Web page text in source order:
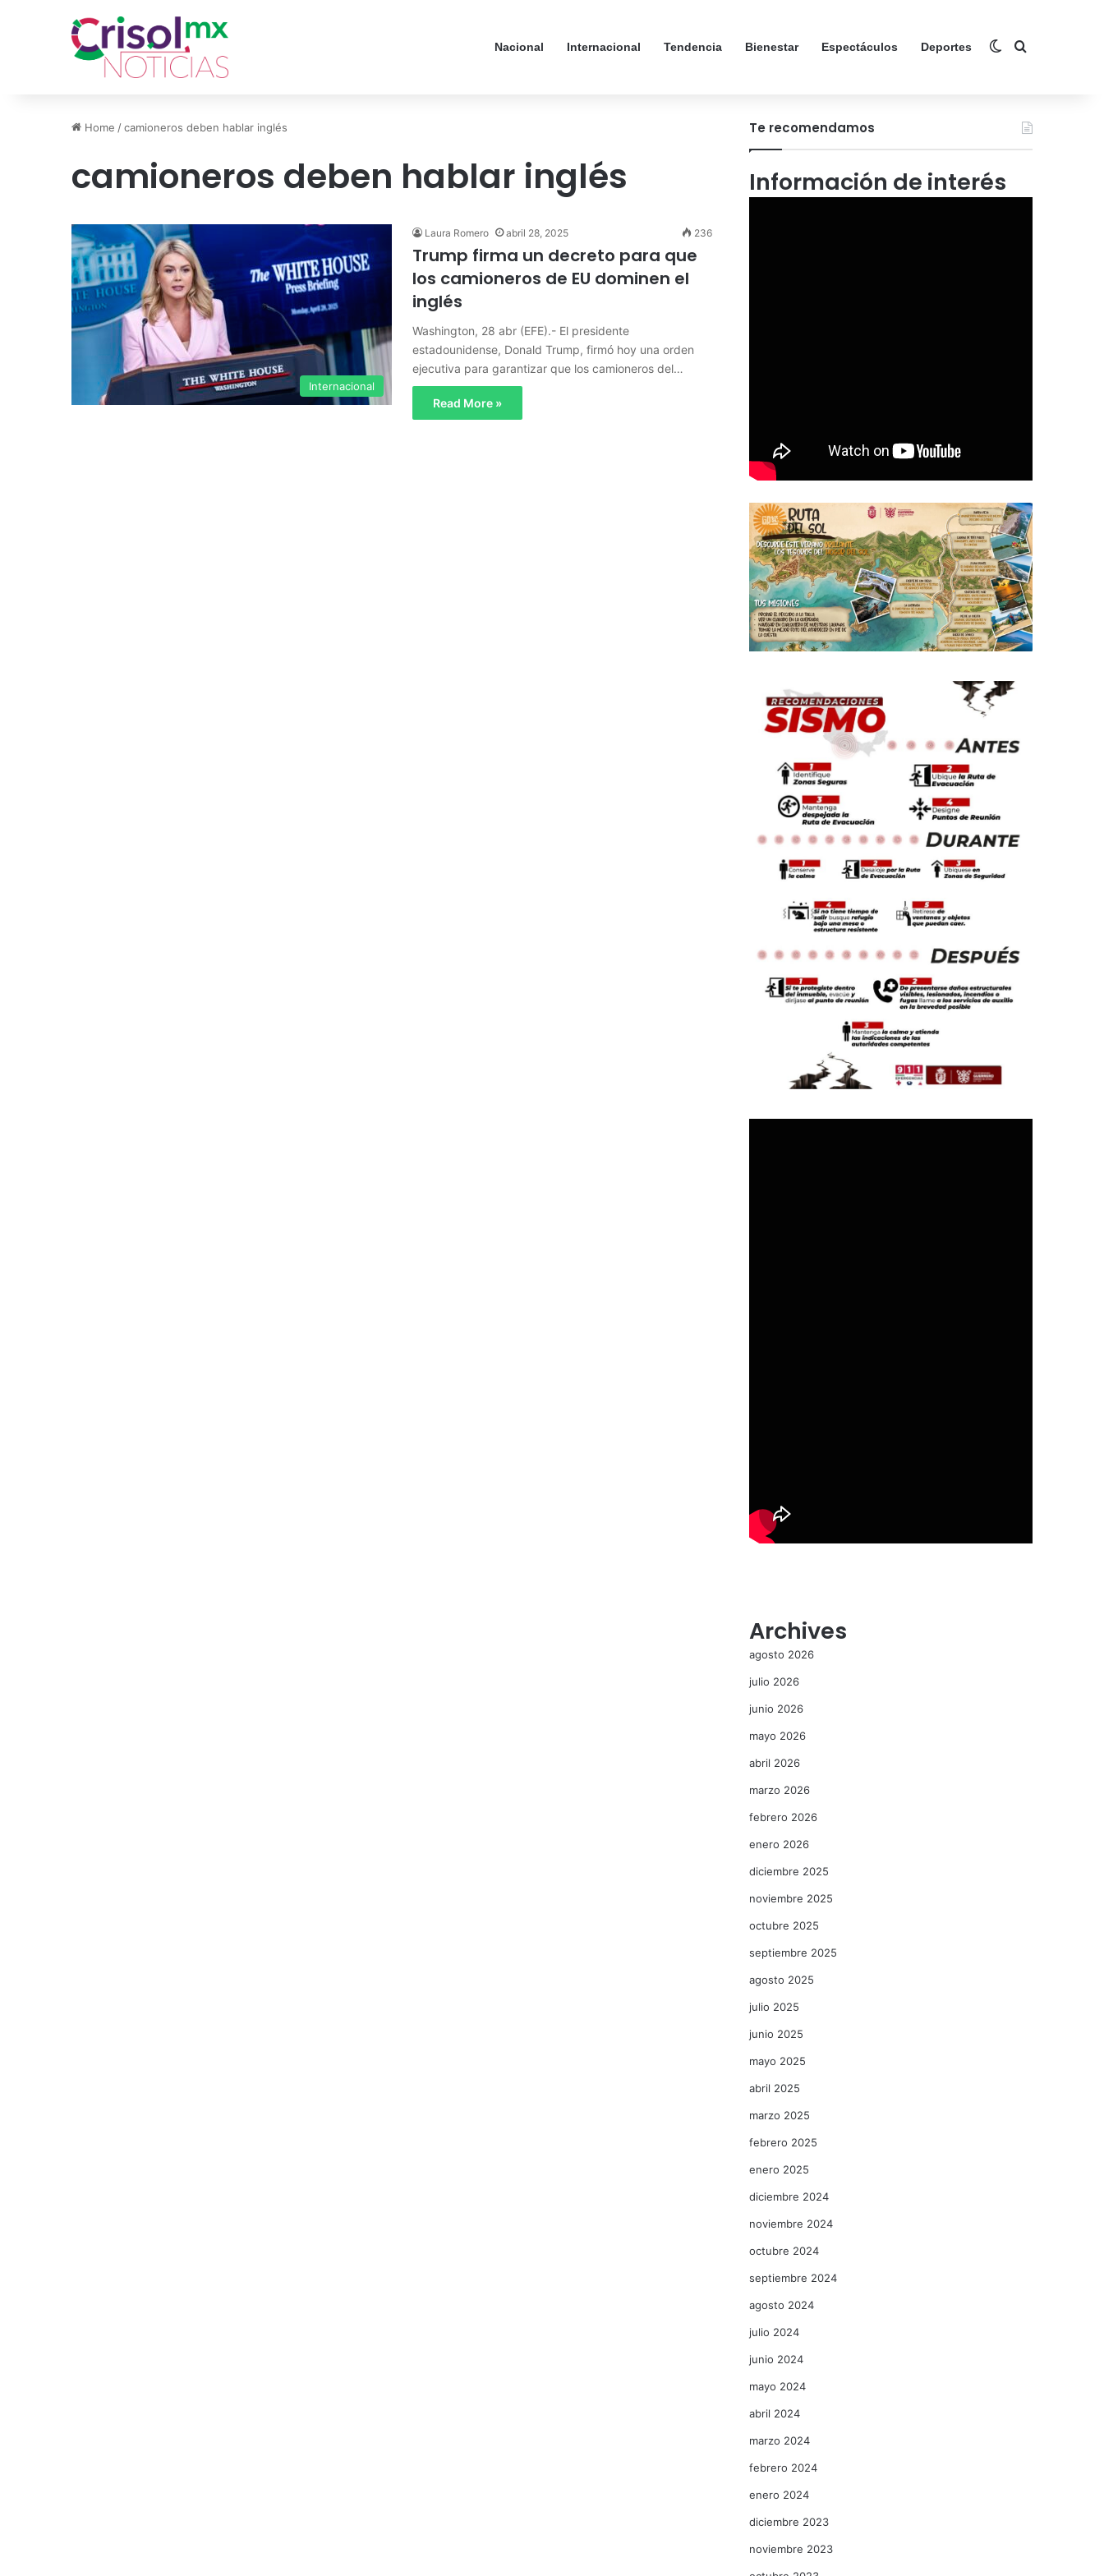
Nacional Internacional Tendencia Bienestar Espectáculos Deportes Switch skin
Search for
Home /camioneros deben hablar inglés
camioneros deben hablar inglés
Internacional
Laura Romero abril 28, 2025 236
Trump firma un decreto para que
los camioneros de EU dominen el
inglés
Washington, 28 abr (EFE).- El presidente
estadounidense, Donald Trump, firmó hoy una orden
ejecutiva para garantizar que los camioneros del…
Read More »
Te recomendamos
Información de interés
Archives
agosto 2026
julio 2026
junio 2026
mayo 2026
abril 2026
marzo 2026
febrero 2026
enero 2026
diciembre 2025
noviembre 2025
octubre 2025
septiembre 2025
agosto 2025
julio 2025
junio 2025
mayo 2025
abril 2025
marzo 2025
febrero 2025
enero 2025
diciembre 2024
noviembre 2024
octubre 2024
septiembre 2024
agosto 2024
julio 2024
junio 2024
mayo 2024
abril 2024
marzo 2024
febrero 2024
enero 2024
diciembre 2023
noviembre 2023